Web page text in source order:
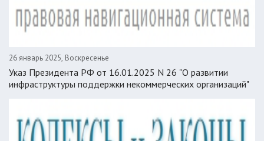
26 январь 2025, Воскресенье
Указ Президента РФ от 16.01.2025 N 26 "О развитии
инфраструктуры поддержки некоммерческих организаций"